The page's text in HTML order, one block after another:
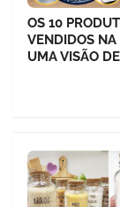
OS 10
VENDIDOS NA
UMA VISÃO